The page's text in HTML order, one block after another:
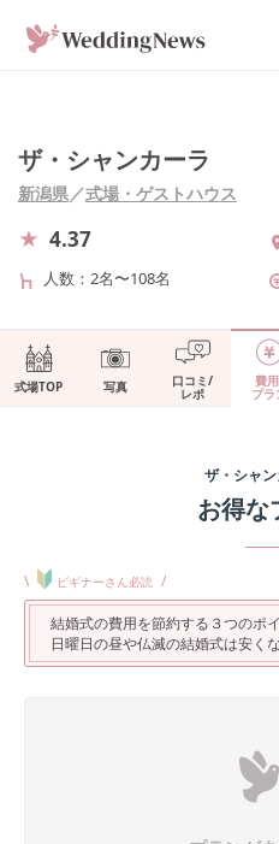
ザ・シャンカーラ
新潟県／式場・ゲストハウス
4.37
人数
2名〜108名
式場TOP 写真 口コミ/
レポ
費
プラ
ザ・シャ
お得な
\ ビギナーさん必読 /
結婚式の費用を節約する３つのポ
日曜日の昼や仏滅の結婚式は安く